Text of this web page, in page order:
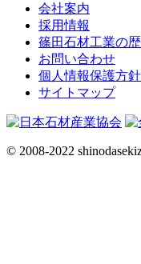
会社案内
採用情報
篠田石材工業の
お問い合わせ
個人情報保護方針
サイトマップ
© 2008-2022